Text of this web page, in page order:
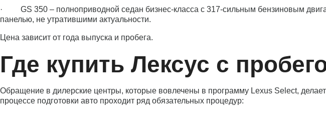
· GS 350 – полноприводной седан бизнес-класса с 317-сильным бензиновым
панелью, не утратившими актуальности.
Цена зависит от года выпуска и пробега.
Где купить Лексус с
Обращение в дилерские центры, которые вовлечены в программу Lexus Select,
процессе подготовки авто проходит ряд обязательных процедур: